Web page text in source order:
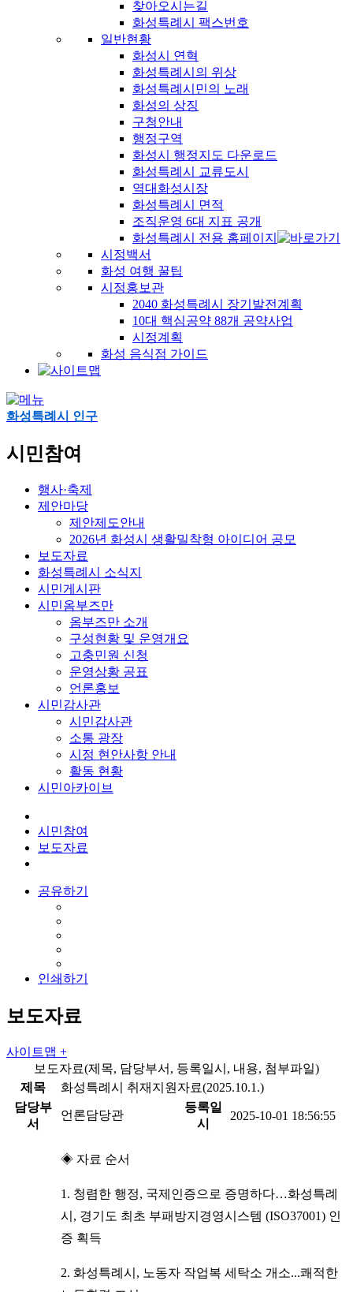
찾아오시는길
화성특례시 팩스번호
일반현황
화성시 연혁
화성특례시의 위상
화성특례시민의 노래
화성의 상징
구청안내
행정구역
화성시 행정지도 다운로드
화성특례시 교류도시
역대화성시장
화성특례시 면적
조직운영 6대 지표 공개
화성특례시 전용 홈페이지
시정백서
화성 여행 꿀팁
시정홍보관
2040 화성특례시 장기발전계획
10대 핵심공약 88개 공약사업
시정계획
화성 음식점 가이드
화성특례시 인구
시민참여
행사·축제
제안마당
제안제도안내
2026년 화성시 생활밀착형 아이디어 공모
보도자료
화성특례시 소식지
시민게시판
시민옴부즈만
옴부즈만 소개
구성현황 및 운영개요
고충민원 신청
운영상황 공표
언론홍보
시민감사관
시민감사관
소통 광장
시정 현안사항 안내
활동 현황
시민아카이브
시민참여
보도자료
공유하기
인쇄하기
보도자료
사이트맵 +
보도자료(제목, 담당부서, 등록일시, 내용, 첨부파일)
제목
화성특례시 취재지원자료(2025.10.1.)
담당부
서
언론담당관
등록일
시
2025-10-01 18:56:55
◈ 자료 순서
1. 청렴한 행정, 국제인증으로 증명하다…화성특례
시, 경기도 최초 부패방지경영시스템 (ISO37001) 인
증 획득
2. 화성특례시, 노동자 작업복 세탁소 개소...쾌적한